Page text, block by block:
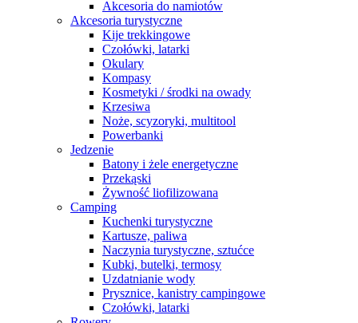
Akcesoria do namiotów
Akcesoria turystyczne
Kije trekkingowe
Czołówki, latarki
Okulary
Kompasy
Kosmetyki / środki na owady
Krzesiwa
Noże, scyzoryki, multitool
Powerbanki
Jedzenie
Batony i żele energetyczne
Przekąski
Żywność liofilizowana
Camping
Kuchenki turystyczne
Kartusze, paliwa
Naczynia turystyczne, sztućce
Kubki, butelki, termosy
Uzdatnianie wody
Prysznice, kanistry campingowe
Czołówki, latarki